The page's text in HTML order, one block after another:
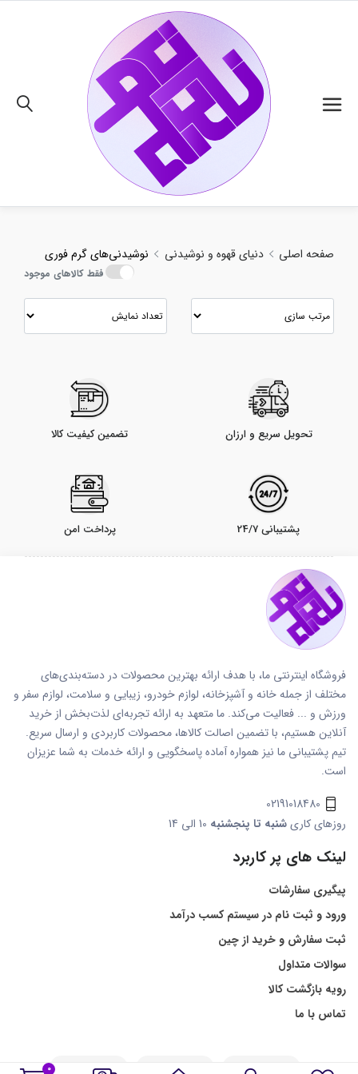
0
صفحه اصلی دنیای قهوه و نوشیدنی نوشیدنی‌های گرم فوری
فقط کالاهای موجود
تحویل سریع و ارزان تضمین کیفیت کالا
پشتیبانی 24/7 پرداخت امن
فروشگاه اینترنتی ما، با هدف ارائه بهترین محصولات در دسته‌بندی‌های
مختلف از جمله خانه و آشپزخانه، لوازم خودرو، زیبایی و سلامت، لوازم سفر و
ورزش و ... فعالیت می‌کند. ما متعهد به ارائه تجربه‌ای لذت‌بخش از خرید
آنلاین هستیم، با تضمین اصالت کالاها، محصولات کاربردی و ارسال سریع.
تیم پشتیبانی ما نیز همواره آماده پاسخگویی و ارائه خدمات به شما عزیزان
است.
02191018480
روزهای کاریشنبه تا پنجشنبه
لینک های پر کاربرد
پیگیری سفارشات
ورود و ثبت نام در سیستم کسب درآمد
ثبت سفارش و خرید از چین
سوالات متداول
رویه بازگشت کالا
تماس با ما